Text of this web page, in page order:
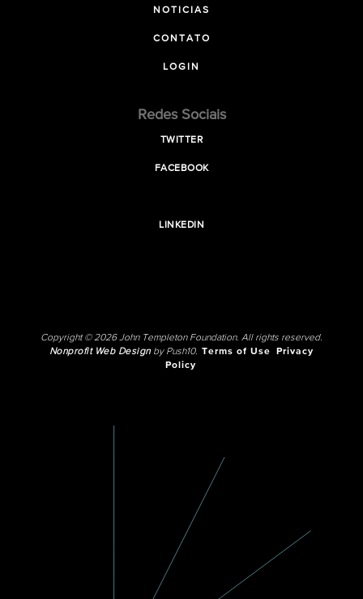
NOTICIAS
CONTATO
LOGIN
Redes Sociais
TWITTER
FACEBOOK
LINKEDIN
Copyright © 2026 John Templeton Foundation. All rights reserved.
Nonprofit Web Designby Push10. Terms of Use
Privacy
Policy